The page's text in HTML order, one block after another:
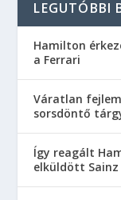
LEGUTÓBBI
Hamilton
a Ferrari
Váratlan
sorsdöntő
Így reagált
elküldött Sainz